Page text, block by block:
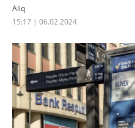
Aliq
15:17 | 06.02.2024